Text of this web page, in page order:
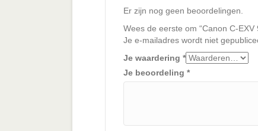
Er zijn nog geen beoordelingen.
Wees de eerste om “Canon C-
Je e-mailadres wordt niet
Je waardering *
Je beoordeling *